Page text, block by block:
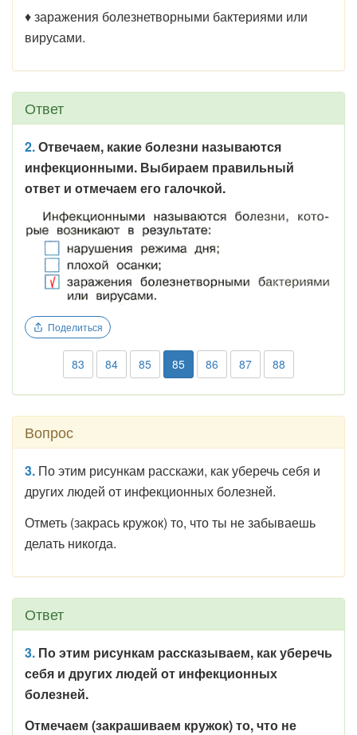
♦ заражения болезнетворными бактериями или
вирусами.
Ответ
2.Отвечаем, какие болезни называются
инфекционными. Выбираем правильный
ответ и отмечаем его галочкой.
Поделиться
83 84 85 85 86 87 88
Вопрос
3. По этим рисункам расскажи, как уберечь себя и
других людей от инфекционных болезней.
Отметь (закрась кружок) то, что ты не забываешь
делать никогда.
Ответ
3. По этим рисункам рассказываем, как уберечь
себя и других людей от инфекционных
болезней.
Отмечаем (закрашиваем кружок) то, что не